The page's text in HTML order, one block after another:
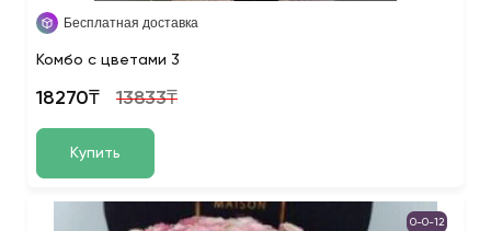
Бесплатная доставка
Комбо с цветами 3
18270₸ 13833₸
Купить
0-0-12